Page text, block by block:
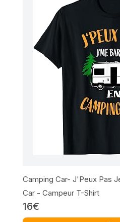
Camping Car- J'Peux Pas
Car - Campeur T-Shirt
16€